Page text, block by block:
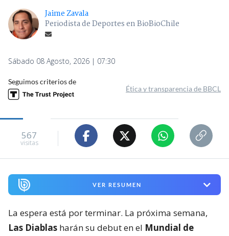
Jaime Zavala
Periodista de Deportes en BioBioChile
Sábado 08 Agosto, 2026 | 07:30
Seguimos criterios de
Ética y transparencia de BBCL
567
visitas
VER RESUMEN
La espera está por terminar. La próxima semana,
Las Diablas harán su debut en el Mundial de